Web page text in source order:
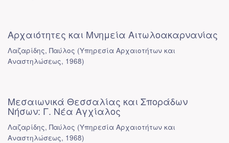
Αρχαιότητες και Μνημεία Αιτωλοακαρνανίας
Λαζαρίδης, Παύλος (Υπηρεσία Αρχαιοτήτων και
Αναστηλώσεως, 1968)
Μεσαιωνικά Θεσσαλίας και Σποράδων
Νήσων: Γ. Νέα Αγχίαλος
Λαζαρίδης, Παύλος (Υπηρεσία Αρχαιοτήτων και
Αναστηλώσεως, 1968)